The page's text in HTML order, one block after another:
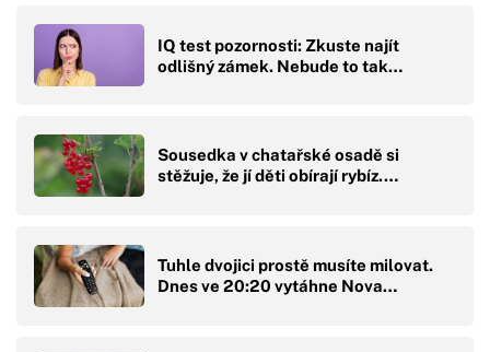
IQ test pozornosti: Zkuste najít
odlišný zámek. Nebude to tak…
Sousedka v chatařské osadě si
stěžuje, že jí děti obírají rybíz.…
Tuhle dvojici prostě musíte milovat.
Dnes ve 20:20 vytáhne Nova…